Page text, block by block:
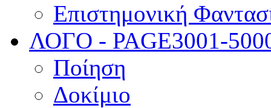
Επιστημονική
ΛΟΓΟ - PAGE3001-
Ποίηση
Δοκίμιο